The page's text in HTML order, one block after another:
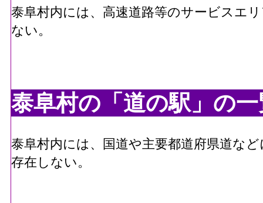
泰阜村内には、高速道路等のサービスエ
ない。
泰阜村の「道の駅」の
泰阜村内には、国道や主要都道府県道な
存在しない。